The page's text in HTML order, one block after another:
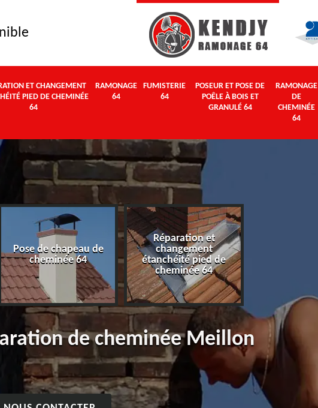
ET CHANGEMENT
PIED DE CHEMINÉE
64
RAMONAGE
64
FUMISTERIE
64
POSEUR ET POSE DE
POÊLE À BOIS ET
GRANULÉ 64
RAMONAGE
DE
CHEMINÉE
64
Pose de chapeau de
cheminée 64
Réparation et
changement
étanchéité pied de
cheminée 64
de cheminée Meillon